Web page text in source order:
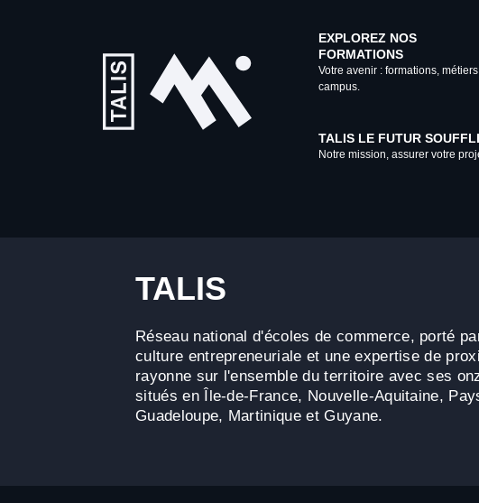
EXPLOREZ NOS
FORMATIONS
Votre avenir : formations, métiers,
campus.
TALIS LE FUTUR
Notre mission, assurer votre
TALIS
Réseau national d'écoles de commerce, porté
culture entrepreneuriale et une expertise de
rayonne sur l'ensemble du territoire avec ses
situés en Île-de-France, Nouvelle-Aquitaine,
Guadeloupe, Martinique et Guyane.